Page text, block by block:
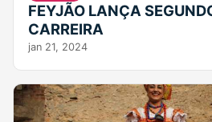
FEYJÃO LANÇA
CARREIRA
jan 21, 2024